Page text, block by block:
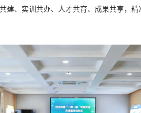
建、实训共办、人才共育、成果共享，